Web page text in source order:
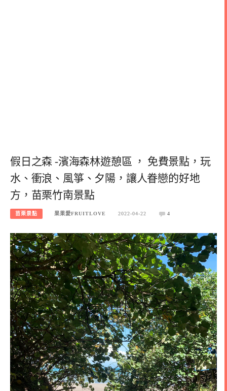
假日之森 -濱海森林遊憩區 ， 免費景點，玩
水、衝浪、風箏、夕陽，讓人眷戀的好地
方，苗栗竹南景點
苗栗景點 果果愛FRUITLOVE 2022-04-22 4